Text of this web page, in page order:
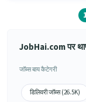
JobHai.com पर
जॉब्स बाय कैटेगरी
डिलिवरी जॉब्स (26.5K)